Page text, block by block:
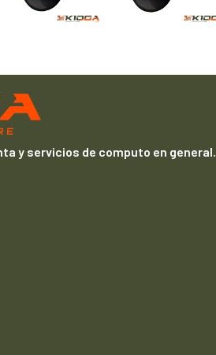
y servicios de computo en general.